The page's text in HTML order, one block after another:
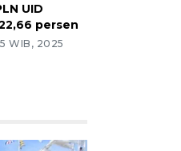
UID
persen
WIB, 2025